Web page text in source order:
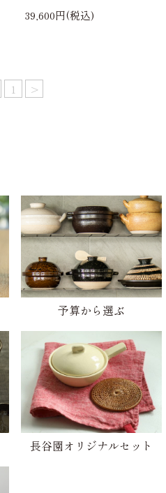
39,600円(税込)
1 >
予算から選ぶ
長谷園オリジナルセット